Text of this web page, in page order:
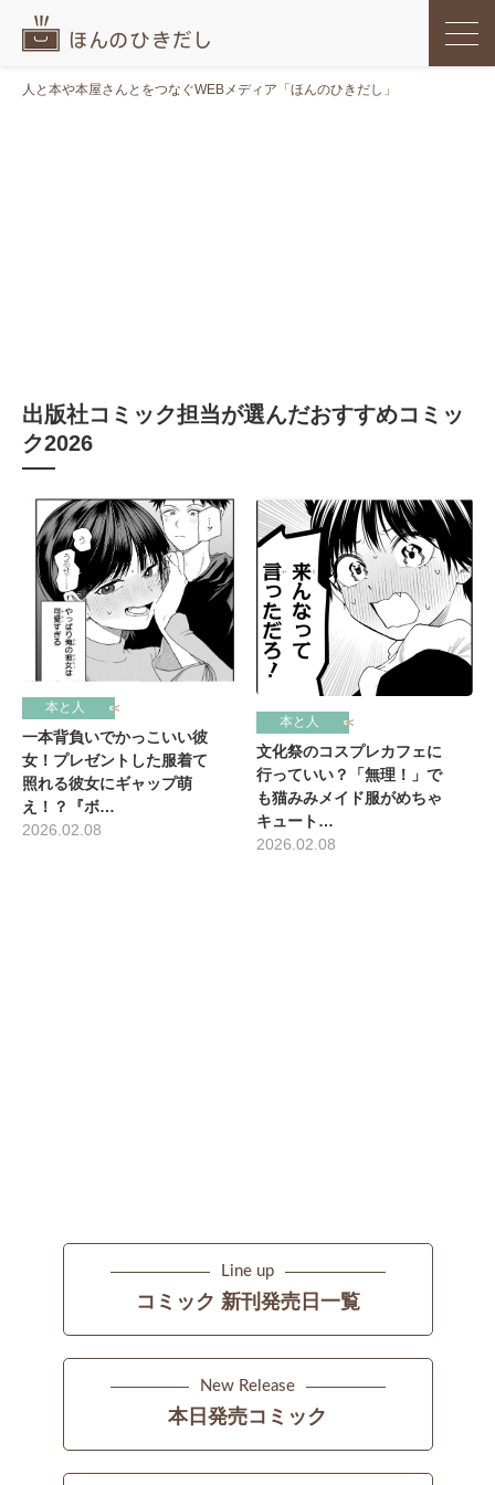
人と本や本屋さんとをつなぐWEBメディア「ほんのひきだし」
出版社コミック担当が選んだおすすめコミッ
ク2026
本と人
一本背負いでかっこいい彼
女！プレゼントした服着て
照れる彼女にギャップ萌
え！？『ボ…
2026.02.08
本と人
文化祭のコスプレカフェに
行っていい？「無理！」で
も猫みみメイド服がめちゃ
キュート…
2026.02.08
Line up
コミック 新刊発売日一覧
New Release
本日発売コミック